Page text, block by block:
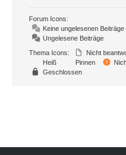
Forum Icons:
Keine ungelesenen Beiträge
Ungelesene Beiträge
Thema Icons:
Nicht
Heiß
Pinnen
Geschlossen